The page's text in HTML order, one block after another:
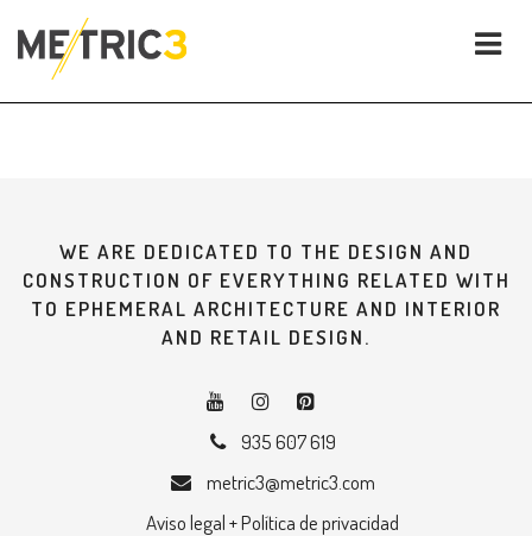
WE ARE DEDICATED TO THE DESIGN AND
CONSTRUCTION OF EVERYTHING RELATED WITH
TO EPHEMERAL ARCHITECTURE AND INTERIOR
AND RETAIL DESIGN.
935 607 619
metric3@metric3.com
Aviso legal + Política de privacidad